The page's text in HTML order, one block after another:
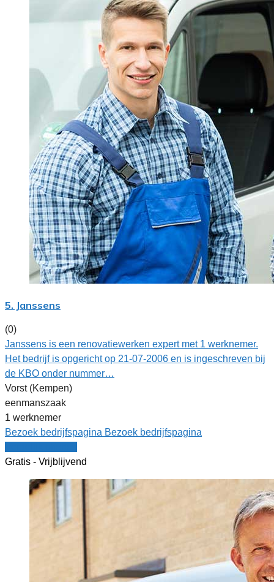
5. Janssens
(0)
Janssens is een renovatiewerken expert met 1 werknemer.
Het bedrijf is opgericht op 21-07-2006 en is ingeschreven bij
de KBO onder nummer…
Vorst (Kempen)
eenmanszaak
1 werknemer
Bezoek bedrijfspagina Bezoek bedrijfspagina
Gratis - Vrijblijvend